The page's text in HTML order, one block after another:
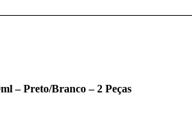
– Preto/Branco – 2 Peças